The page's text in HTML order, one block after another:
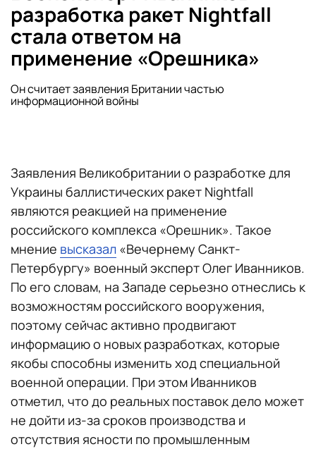
разработка ракет Nightfall
стала ответом на
применение «Орешника»
Он считает заявления Британии частью
информационной войны
Заявления Великобритании о разработке для
Украины баллистических ракет Nightfall
являются реакцией на применение
российского комплекса «Орешник». Такое
мнение высказал «Вечернему Санкт-
Петербургу» военный эксперт Олег Иванников.
По его словам, на Западе серьезно отнеслись к
возможностям российского вооружения,
поэтому сейчас активно продвигают
информацию о новых разработках, которые
якобы способны изменить ход специальной
военной операции. При этом Иванников
отметил, что до реальных поставок дело может
не дойти из-за сроков производства и
отсутствия ясности по промышленным